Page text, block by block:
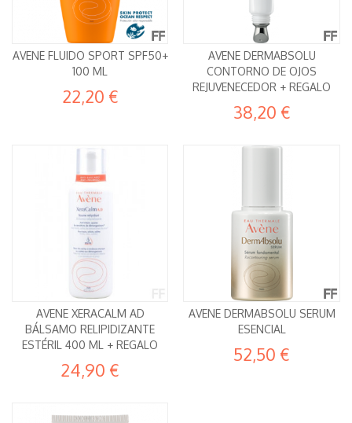
AVENE FLUIDO SPORT SPF50+
100 ML
22,20 €
AVENE DERMABSOLU
CONTORNO DE OJOS
REJUVENECEDOR + REGALO
38,20 €
AVENE XERACALM AD
BÁLSAMO RELIPIDIZANTE
ESTÉRIL 400 ML + REGALO
24,90 €
AVENE DERMABSOLU SERUM
ESENCIAL
52,50 €